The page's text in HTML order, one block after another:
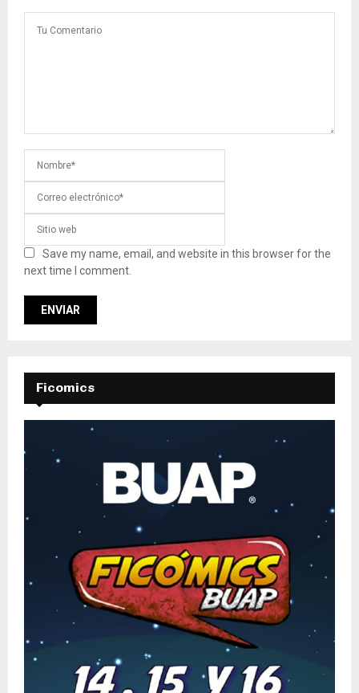
Save my name, email, and website in this browser for the
next time I comment.
Ficomics